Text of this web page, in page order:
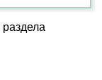
раздела